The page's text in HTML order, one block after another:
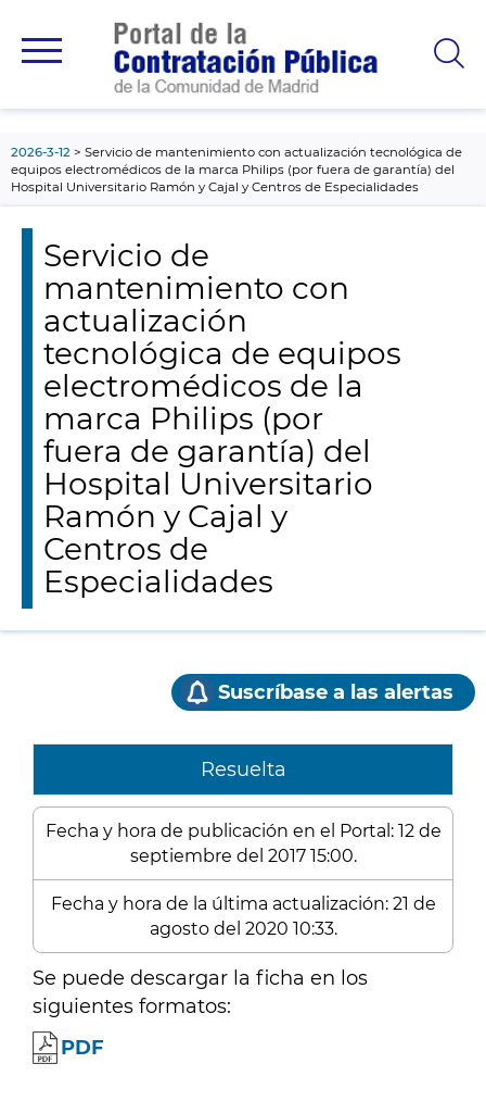
principal
2026-3-12
Servicio de mantenimiento con actualización tecnológica de
equipos electromédicos de la marca Philips (por fuera de garantía) del
Hospital Universitario Ramón y Cajal y Centros de Especialidades
Servicio de
mantenimiento con
actualización
tecnológica de equipos
electromédicos de la
marca Philips (por
fuera de garantía) del
Hospital Universitario
Ramón y Cajal y
Centros de
Especialidades
Suscríbase a las alertas
Resuelta
Fecha y hora de publicación en el Portal: 12 de
septiembre del 2017 15:00.
Fecha y hora de la última actualización: 21 de
agosto del 2020 10:33.
Se puede descargar la ficha en los
siguientes formatos:
PDF